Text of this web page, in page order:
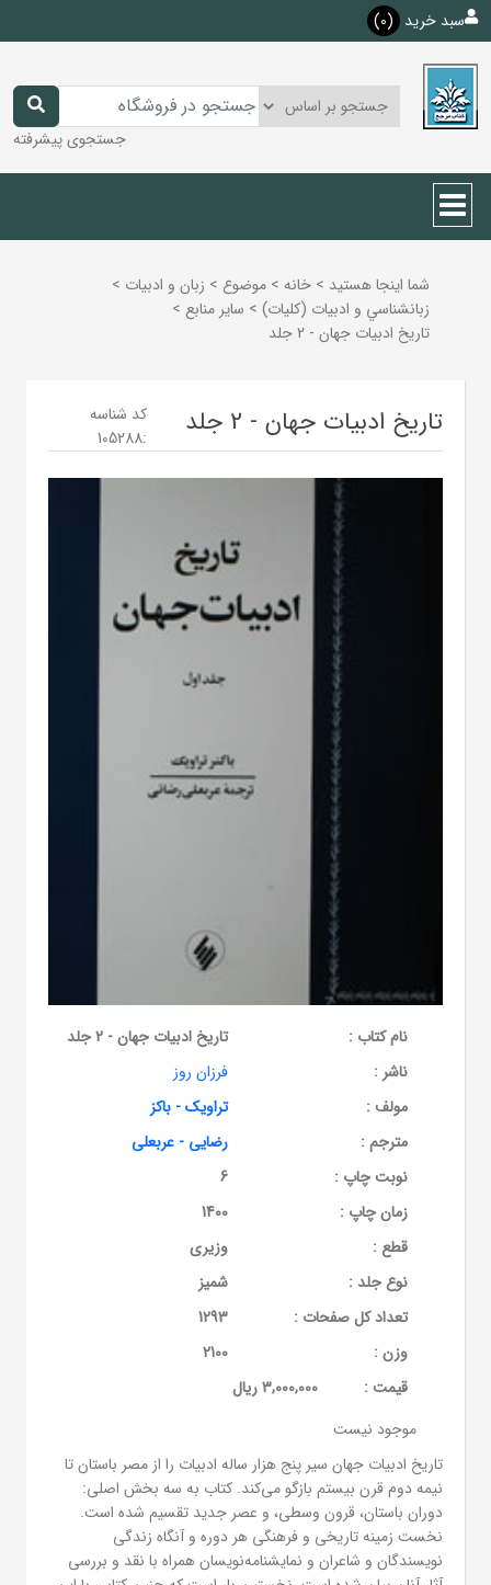
سبد خرید (0)
جستجوی پیشرفته
شما اینجا هستید > خانه > موضوع > زبان و ادبيات >
زبانشناسي و ادبيات (كليات) > ساير منابع >
تاریخ ادبیات جهان - 2 جلد
تاریخ ادبیات جهان - 2 جلد
کد شناسه
:
105288
نام کتاب :
تاریخ ادبیات جهان - 2 جلد
ناشر :
فرزان روز
مولف :
تراویک - باکز
مترجم :
رضایی - عربعلی
نوبت چاپ :
6
زمان چاپ :
1400
قطع :
وزیری
نوع جلد :
شمیز
تعداد کل صفحات :
1293
وزن :
2100
قيمت :
3,000,000 ریال
موجود نیست
تاریخ ادبیات جهان سیر پنج هزار ساله ادبیات را از مصر باستان تا
نیمه دوم قرن بیستم بازگو می‌کند. کتاب به سه بخش اصلی:
دوران باستان، قرون وسطی، و عصر جدید تقسیم شده است.
نخست زمینه تاریخی و فرهنگی هر دوره و آنگاه زندگی
نویسندگان و شاعران و نمایشنامه‌نویسان همراه با نقد و بررسی